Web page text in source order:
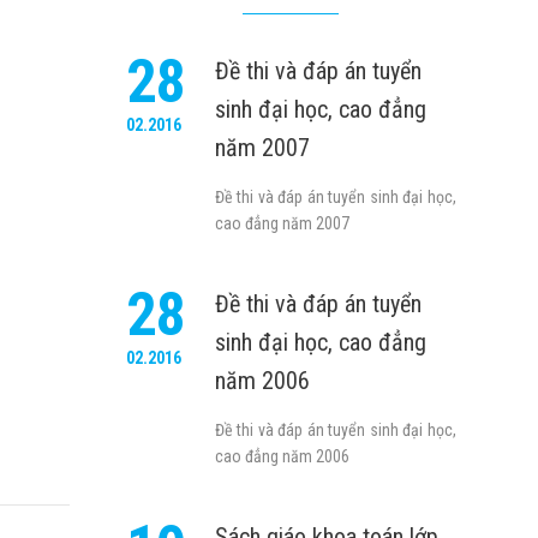
28
02.2016
Đề thi và đáp án tuyển
sinh đại học, cao đẳng
năm 2007
Đề thi và đáp án tuyển sinh đại học,
cao đẳng năm 2007
28
02.2016
Đề thi và đáp án tuyển
sinh đại học, cao đẳng
năm 2006
Đề thi và đáp án tuyển sinh đại học,
cao đẳng năm 2006